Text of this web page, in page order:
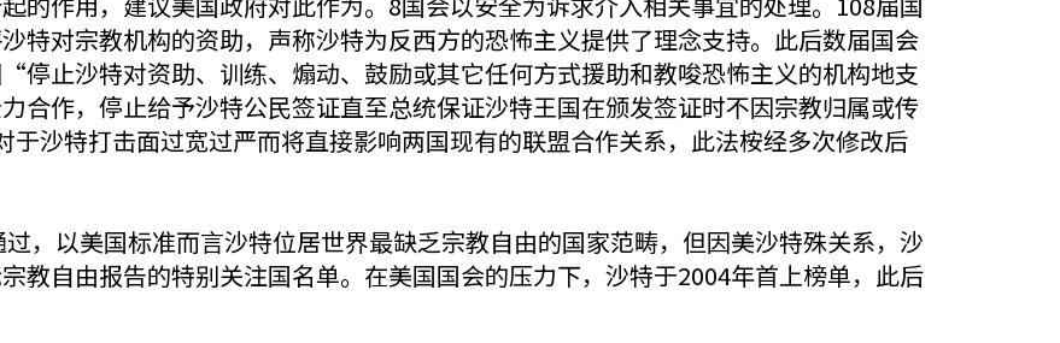
特对宗教机构的资助，声称沙特为反西方的恐怖主义提供了理念支持。此后数届国会
停止沙特对资助、训练、煽动、鼓励或其它任何方式援助和教唆恐怖主义的机构地支
合作，停止给予沙特公民签证直至总统保证沙特王国在颁发签证时不因宗教归属或传
沙特打击面过宽过严而将直接影响两国现有的联盟合作关系，此法桉经多次修改后
，以美国标准而言沙特位居世界最缺乏宗教自由的国家范畴，但因美沙特殊关系，沙
教自由报告的特别关注国名单。在美国国会的压力下，沙特于2004年首上榜单，此后